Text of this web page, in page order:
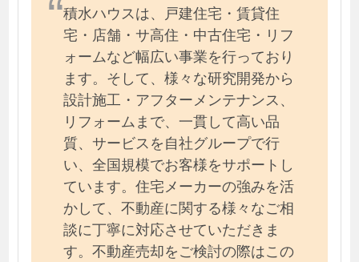
積水ハウスは、戸建住宅・賃貸住
宅・店舗・サ高住・中古住宅・リフ
ォームなど幅広い事業を行っており
ます。そして、様々な研究開発から
設計施工・アフターメンテナンス、
リフォームまで、一貫して高い品
質、サービスを自社グループで行
い、全国規模でお客様をサポートし
ています。住宅メーカーの強みを活
かして、不動産に関する様々なご相
談に丁寧に対応させていただきま
す。不動産売却をご検討の際はこの